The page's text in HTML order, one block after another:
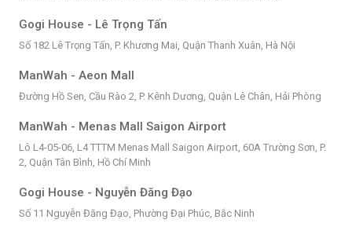
Gogi House - Lê Trọng Tấn
Số 182 Lê Trọng Tấn, P. Khương Mai, Quận Thanh Xuân, Hà Nội
ManWah - Aeon Mall
Đường Hồ Sen, Cầu Rào 2, P. Kênh Dương, Quận Lê Chân, Hải Phòng
ManWah - Menas Mall Saigon Airport
Lô L4-05-06, L4 TTTM Menas Mall Saigon Airport, 60A Trường Sơn, P.
2, Quận Tân Bình, Hồ Chí Minh
Gogi House - Nguyễn Đăng Đạo
Số 11 Nguyễn Đăng Đạo, Phường Đại Phúc, Bắc Ninh